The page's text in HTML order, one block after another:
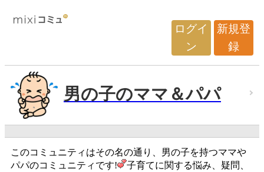
ログイ
ン
新規登
録
男の子のママ＆パパ
このコミュニティはその名の通り、男の子を持つママや
パパのコミュニティです!
子育てに関する悩み、疑問、